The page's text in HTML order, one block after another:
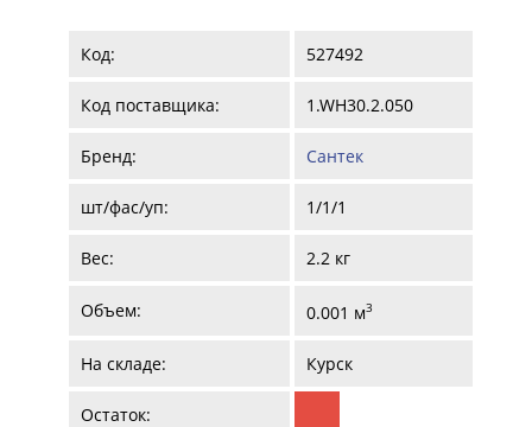
Код: 527492
Код поставщика: 1.WH30.2.050
Бренд: Сантек
шт/фас/уп: 1/1/1
Вес: 2.2 кг
Объем: 0.001 м3
На складе: Курск
Остаток: